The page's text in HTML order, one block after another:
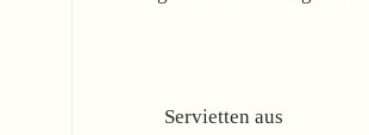
Servietten aus